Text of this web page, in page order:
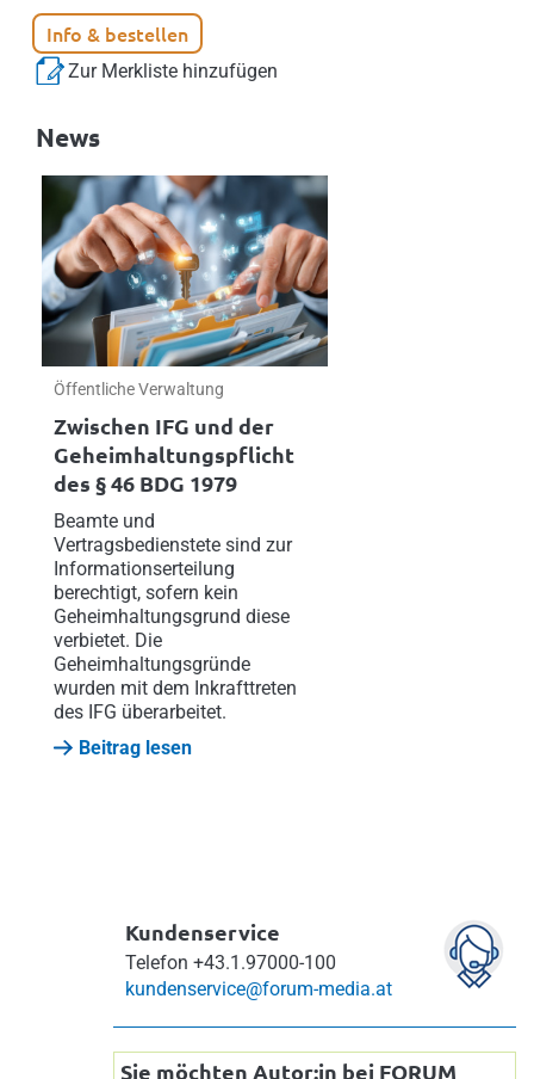
Info & bestellen
Zur Merkliste hinzufügen
News
Öffentliche Verwaltung
Zwischen IFG und der
Geheimhaltungspflicht
des § 46 BDG 1979
Beamte und
Vertragsbedienstete sind zur
Informationserteilung
berechtigt, sofern kein
Geheimhaltungsgrund diese
verbietet. Die
Geheimhaltungsgründe
wurden mit dem Inkrafttreten
des IFG überarbeitet.
Beitrag lesen
Kundenservice
Telefon +43.1.97000-100
kundenservice@forum-media.at
Sie möchten Autor:in bei FORUM